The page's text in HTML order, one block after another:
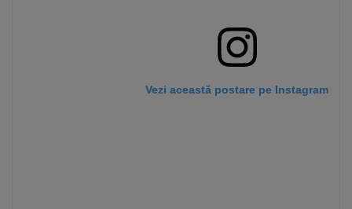
Vezi această postare pe Instagram